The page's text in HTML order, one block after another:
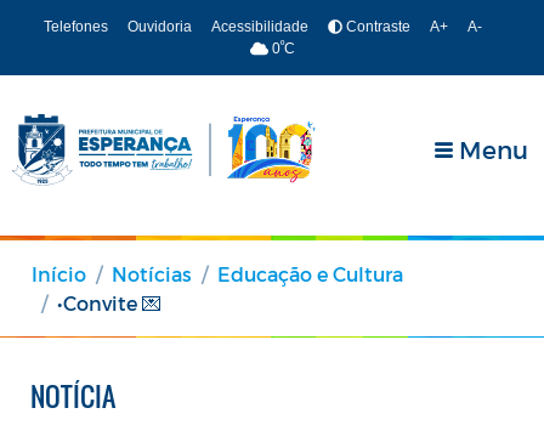
Telefones Ouvidoria Acessibilidade Contraste A+
A-
0ºC
Menu
Início Notícias
Educação e Cultura
•Convite 💌
NOTÍCIA